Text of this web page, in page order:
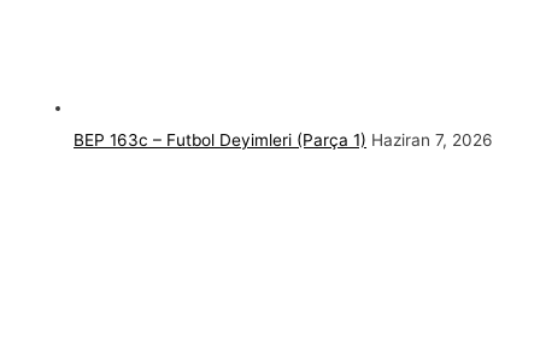
BEP 163c – Futbol Deyimleri (Parça 1) Haziran 7, 2026